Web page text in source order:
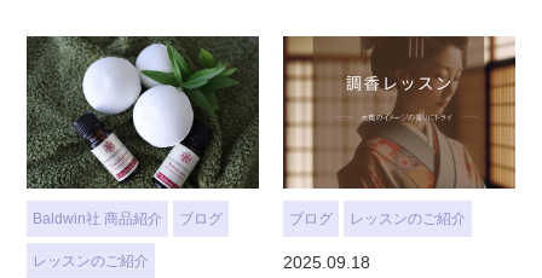
Baldwin社 商品紹介 ブログ
レッスンのご紹介
ブログ レッスンのご紹介
2025.09.18